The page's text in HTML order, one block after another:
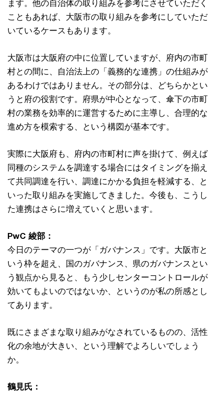
ます。他の自治体の取り組みを参考にさせていただく
こともあれば、大阪市の取り組みを参考にしていただ
いているケースもあります。
大阪市は大阪府の中に位置していますが、府内の市町
村との間に、自治法上の「義務的な連携」の仕組みが
あるわけではありません。その部分は、どちらかとい
うと府の役割です。府県が中心となって、傘下の市町
村の業務を効率的に運営するために主導し、合理的な
進め方を模索する、という構図が基本です。
実際に大阪府も、府内の市町村に声を掛けて、例えば
同種のシステムを調達する場合にはタイミングを揃え
て共同調達を行い、調達にかかる負担を軽減する、と
いった取り組みを実施してきました。今後も、こうし
た連携はさらに増えていくと思います。
PwC 綾部：
今日のテーマの一つが「ガバナンス」です。大阪市と
いう枠を超え、国のガバナンス、県のガバナンスとい
う観点から見ると、もう少しセンターコントロールが
効いてもよいのではないか、というのが私の所感とし
てあります。
既にさまざまな取り組みがなされているものの、活性
化の余地が大きい、という理解でよろしいでしょう
か。
鶴見氏：